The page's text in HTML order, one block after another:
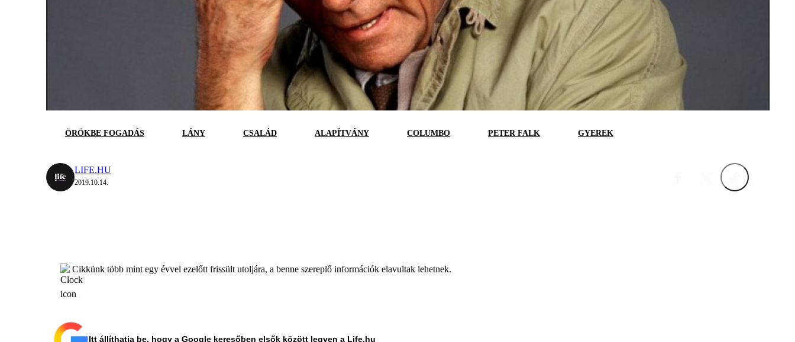
ÖRÖKBE FOGADÁS LÁNY CSALÁD ALAPÍTVÁNY COLUMBO PETER FALK GYEREK
LIFE.HU
2019.10.14.
Cikkünk több mint egy évvel ezelőtt frissült utoljára, a benne szereplő információk elavultak lehetnek.
Itt állíthatja be, hogy a Google keresőben elsők között legyen a Life.hu